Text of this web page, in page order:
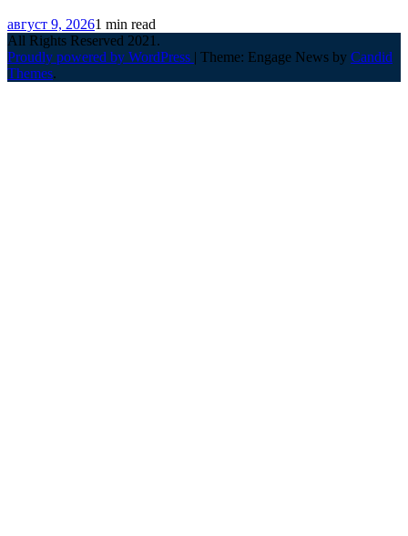
август 9, 20261 min read
All Rights Reserved 2021.
Proudly powered by WordPress | Theme: Engage News by Candid
Themes.